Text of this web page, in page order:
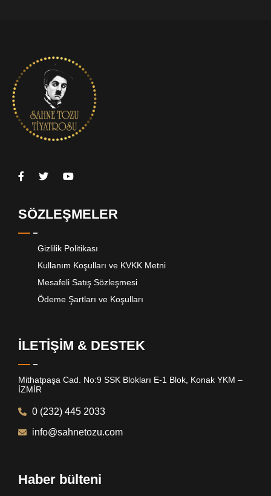
SÖZLEŞMELER
Gizlilik Politikası
Kullanım Koşulları ve KVKK Metni
Mesafeli Satış Sözleşmesi
Ödeme Şartları ve Koşulları
İLETİŞİM & DESTEK
Mithatpaşa Cad. No:9 SSK Blokları E-1 Blok, Konak YKM –
İZMİR
0 (232) 445 2033
info@sahnetozu.com
Haber bülteni